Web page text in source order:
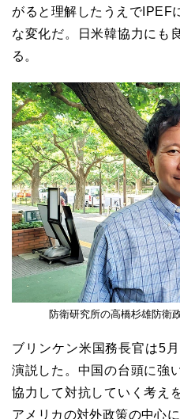
がると理解したうえでIPEF
な変化だ。日米韓協力にも
る。
防衛研究所の高橋杉雄防衛
ブリンケン米国務長官は5
演説した。中国の台頭に強
協力して対抗していく考え
アメリカの対外政策の中心